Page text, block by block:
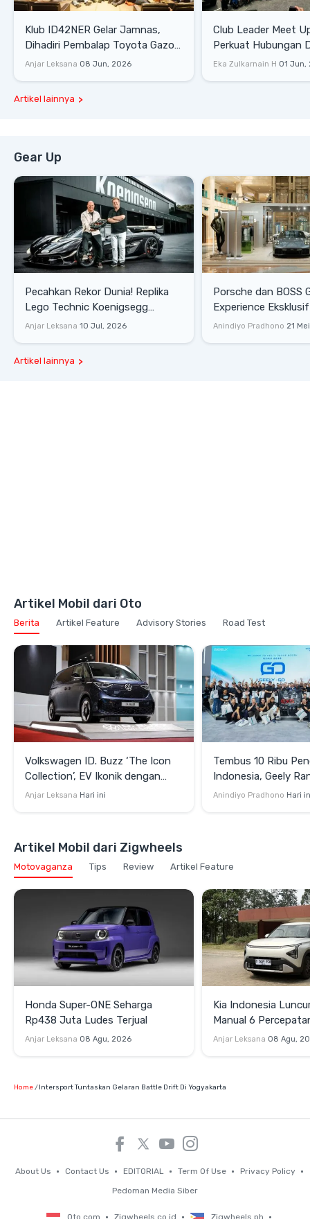
Klub ID42NER Gelar Jamnas,
Dihadiri Pembalap Toyota Gazoo
Racing
Anjar Leksana 08 Jun, 2026
Club Leader Meet
Perkuat Hubungan
Dengan Komunitas
Eka Zulkarnain H 01 Jun,
Artikel lainnya
Gear Up
Pecahkan Rekor Dunia! Replika
Lego Technic Koenigsegg
Sadair's Spear Ukuran Asli Sukses
Anjar Leksana 10 Jul, 2026
Porsche dan BOSS
Experience
Senayan, Hadirkan
Anindiyo Pradhono 21
Artikel lainnya
Artikel Mobil dari Oto
Berita Artikel Feature Advisory Stories Road Test
Volkswagen ID. Buzz ‘The Icon
Collection’, EV Ikonik dengan
Kabin Fleksibel
Anjar Leksana Hari ini
Tembus 10 Ribu
Indonesia, Geely
Komunitas EX5IS
Anindiyo Pradhono Hari
Artikel Mobil dari Zigwheels
Motovaganza Tips Review Artikel Feature
Honda Super-ONE Seharga
Rp438 Juta Ludes Terjual
Anjar Leksana 08 Agu, 2026
Kia Indonesia
Manual 6
Rp269 Juta
Anjar Leksana 08 Agu,
Home Intersport Tuntaskan Gelaran Battle Drift Di Yogyakarta
About Us Contact Us EDITORIAL Term Of Use
Privacy Policy
Pedoman Media Siber
Oto.com Zigwheels.co.id Zigwheels.ph